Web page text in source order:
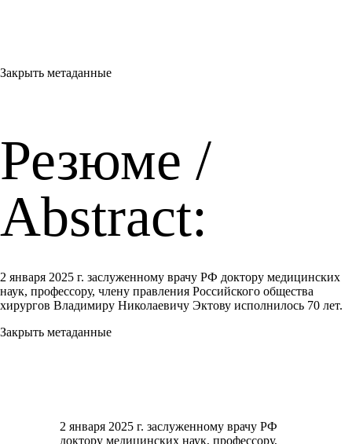
Закрыть метаданные
Резюме /
Abstract:
2 января 2025 г. заслуженному врачу РФ доктору медицинских
наук, профессору, члену правления Российского общества
хирургов Владимиру Николаевичу Эктову исполнилось 70 лет.
Закрыть метаданные
2 января 2025 г. заслуженному врачу РФ
доктору медицинских наук, профессору,